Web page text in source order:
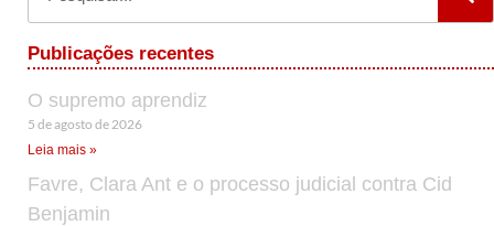
Publicações recentes
O supremo aprendiz
5 de agosto de 2026
Leia mais »
Favre, Clara Ant e o processo judicial contra Cid
Benjamin